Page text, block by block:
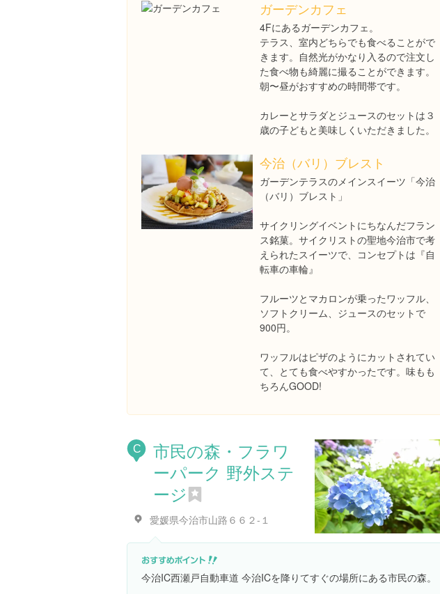
ガーデンカフェ
4Fにあるガーデンカフェ。
テラス、室内どちらでも食べることがで
きます。自然光がかなり入るので注文し
た食べ物も綺麗に撮ることができます。
朝〜昼がおすすめの時間帯です。
カレーとサラダとジュースのセットは３
歳の子どもと美味しくいただきました。
今治（バリ）ブレスト
ガーデンテラスのメインスイーツ「今治
（バリ）ブレスト」
サイクリングイベントにちなんだフラン
ス銘菓。サイクリストの聖地今治市で考
えられたスイーツで、コンセプトは『自
転車の車輪』
フルーツとマカロンが乗ったワッフル、
ソフトクリーム、ジュースのセットで
900円。
ワッフルはピザのようにカットされてい
て、とても食べやすかったです。味もも
ちろんGOOD!
C
市民の森・フラワ
ーパーク 野外ステ
ージ
愛媛県今治市山路６６２-１
今治IC西瀬戸自動車道 今治ICを降りてすぐの場所にある市民の森。